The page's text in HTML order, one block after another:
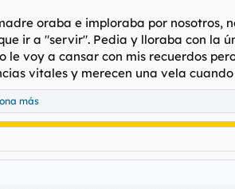
oraba e imploraba por nosotros,
ir a "servir". Pedia y lloraba con la
le voy a cansar con mis recuerdos
vitales y merecen una vela
más